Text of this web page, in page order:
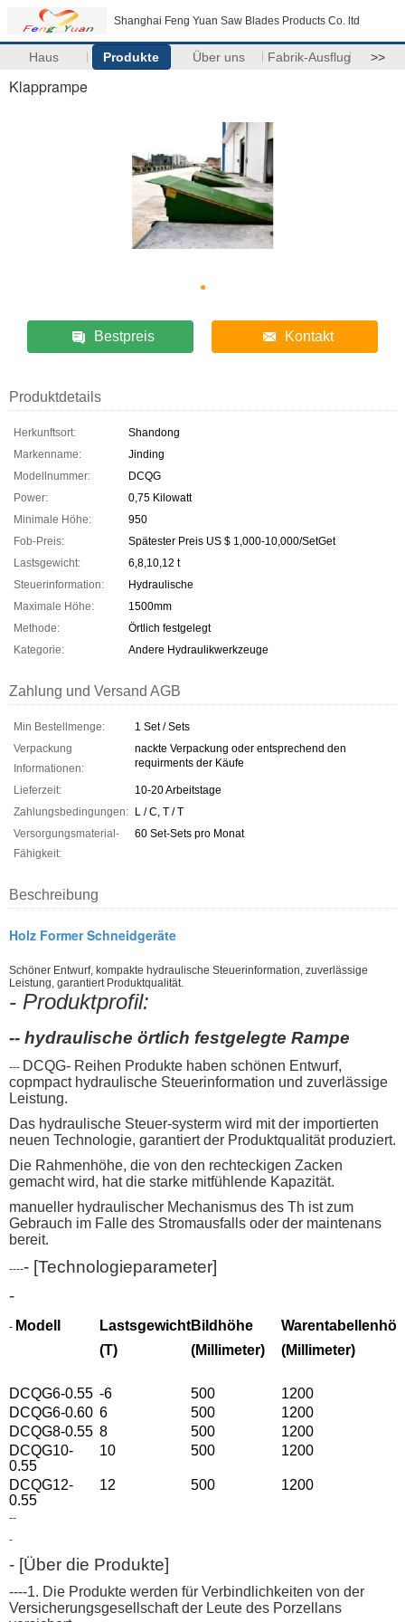
Shanghai Feng Yuan Saw Blades Products Co. ltd
Haus Produkte Über uns Fabrik-Ausflug >>
Klapprampe
Bestpreis Kontakt
Produktdetails
Herkunftsort:
Shandong
Markenname:
Jinding
Modellnummer:
DCQG
Power:
0,75 Kilowatt
Minimale Höhe:
950
Fob-Preis:
Spätester Preis US $ 1,000-10,000/SetGet
Lastsgewicht:
6,8,10,12 t
Steuerinformation:
Hydraulische
Maximale Höhe:
1500mm
Methode:
Örtlich festgelegt
Kategorie:
Andere Hydraulikwerkzeuge
Zahlung und Versand AGB
Min Bestellmenge:
1 Set / Sets
Verpackung
Informationen:
nackte Verpackung oder entsprechend den
requirments der Käufe
Lieferzeit:
10-20 Arbeitstage
Zahlungsbedingungen:
L / C, T / T
Versorgungsmaterial-
Fähigkeit:
60 Set-Sets pro Monat
Beschreibung
Holz Former Schneidgeräte
Schöner Entwurf, kompakte hydraulische Steuerinformation, zuverlässige
Leistung, garantiert Produktqualität.
- Produktprofil:
-- hydraulische örtlich festgelegte Rampe
--- DCQG- Reihen Produkte haben schönen Entwurf,
copmpact hydraulische Steuerinformation und zuverlässige
Leistung.
Das hydraulische Steuer-systerm wird mit der importierten
neuen Technologie, garantiert der Produktqualität produziert.
Die Rahmenhöhe, die von den rechteckigen Zacken
gemacht wird, hat die starke mitfühlende Kapazität.
manueller hydraulischer Mechanismus des Th ist zum
Gebrauch im Falle des Stromausfalls oder der maintenans
bereit.
----- [Technologieparameter]
-
- Modell
Lastsgewicht
(T)
Bildhöhe
(Millimeter)
(Millimeter)
DCQG6-0.55 -6 500
1200
DCQG6-0.60 6 500
1200
DCQG8-0.55 8 500
1200
DCQG10-
0.55
10 500 1200
DCQG12-
0.55
12 500 1200
--
-
- [Über die Produkte]
----1. Die Produkte werden für Verbindlichkeiten von der
Versicherungsgesellschaft der Leute des Porzellans